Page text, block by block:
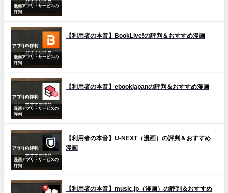
漫画アプリ・サービスの
評判
漫画アプリ・サービスの
評判
【利用者の本音】BookLive!の評判＆おすすめ漫画
漫画アプリ・サービスの
評判
【利用者の本音】ebookjapanの評判＆おすすめ漫画
漫画アプリ・サービスの
評判
【利用者の本音】U-NEXT（漫画）の評判＆おすすめ
漫画
【利用者の本音】music.jp（漫画）の評判＆おすすめ